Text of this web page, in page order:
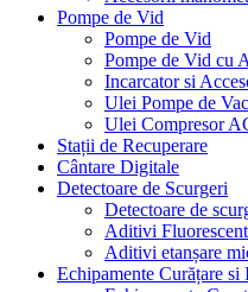
Pompe de Vid
Pompe de Vid
Pompe de Vid cu
Incarcator si
Ulei Pompe de
Ulei Compresor
Stații de Recuperare
Cântare Digitale
Detectoare de Scurgeri
Detectoare de
Aditivi
Aditivi etanșare
Echipamente Curățare si